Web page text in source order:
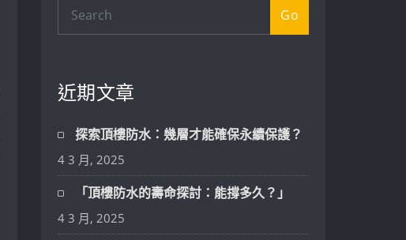
Go
近期文章
探索頂樓防水：幾層才能確保永續保護？
4 3 月, 2025
「頂樓防水的壽命探討：能撐多久？」
4 3 月, 2025